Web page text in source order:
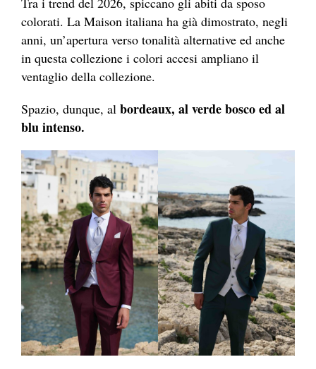
colorati. La Maison italiana ha già dimostrato, negli
anni, un’apertura verso tonalità alternative ed anche
in questa collezione i colori accesi ampliano il
ventaglio della collezione.
Spazio, dunque, al bordeaux, al verde bosco ed al
blu intenso.